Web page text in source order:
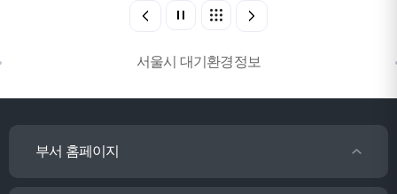
서울시 대기환경정보
부서 홈페이지